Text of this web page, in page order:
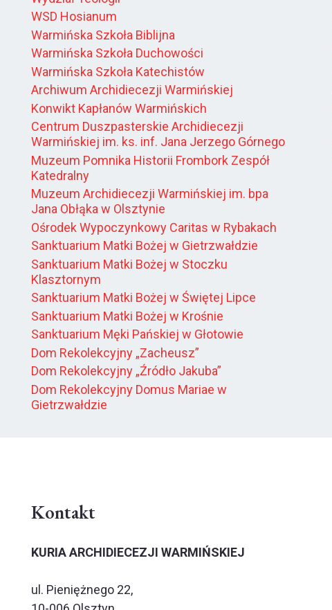
WSD Hosianum
Warmińska Szkoła Biblijna
Warmińska Szkoła Duchowości
Warmińska Szkoła Katechistów
Archiwum Archidiecezji Warmińskiej
Konwikt Kapłanów Warmińskich
Centrum Duszpasterskie Archidiecezji
Warmińskiej im. ks. inf. Jana Jerzego Górnego
Muzeum Pomnika Historii Frombork Zespół
Katedralny
Muzeum Archidiecezji Warmińskiej im. bpa
Jana Obłąka w Olsztynie
Ośrodek Wypoczynkowy Caritas w Rybakach
Sanktuarium Matki Bożej w Gietrzwałdzie
Sanktuarium Matki Bożej w Stoczku
Klasztornym
Sanktuarium Matki Bożej w Świętej Lipce
Sanktuarium Matki Bożej w Krośnie
Sanktuarium Męki Pańskiej w Głotowie
Dom Rekolekcyjny „Zacheusz”
Dom Rekolekcyjny „Źródło Jakuba”
Dom Rekolekcyjny Domus Mariae w
Gietrzwałdzie
Kontakt
KURIA ARCHIDIECEZJI WARMIŃSKIEJ
ul. Pieniężnego 22,